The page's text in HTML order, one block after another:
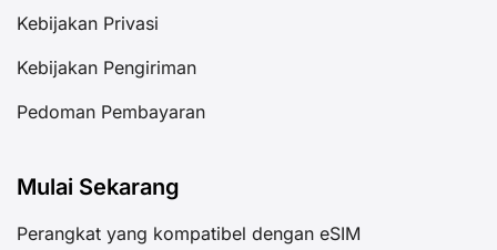
Kebijakan Privasi
Kebijakan Pengiriman
Pedoman Pembayaran
Mulai Sekarang
Perangkat yang kompatibel dengan eSIM